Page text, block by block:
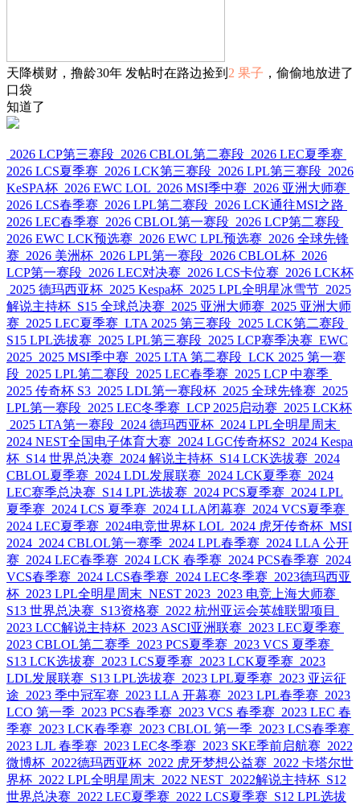
天降横财，撸龄30年 发帖时在路边捡到 2 果子 ，偷偷地放进了
口袋
知道了
2026 LCP第三赛段 2026 CBLOL第二赛段 2026 LEC夏季赛
2026 LCS夏季赛 2026 LCK第三赛段 2026 LPL第三赛段 2026
KeSPA杯 2026 EWC LOL 2026 MSI季中赛 2026 亚洲大师赛
2026 LCS春季赛 2026 LPL第二赛段 2026 LCK通往MSI之路
2026 LEC春季赛 2026 CBLOL第一赛段 2026 LCP第二赛段
2026 EWC LCK预选赛 2026 EWC LPL预选赛 2026 全球先锋
赛 2026 美洲杯 2026 LPL第一赛段 2026 CBLOL杯 2026
LCP第一赛段 2026 LEC对决赛 2026 LCS卡位赛 2026 LCK杯
2025 德玛西亚杯 2025 Kespa杯 2025 LPL全明星冰雪节 2025
解说主持杯 S15 全球总决赛 2025 亚洲大师赛 2025 亚洲大师
赛 2025 LEC夏季赛 LTA 2025 第三赛段 2025 LCK第二赛段
S15 LPL选拔赛 2025 LPL第三赛段 2025 LCP赛季决赛 EWC
2025 2025 MSI季中赛 2025 LTA 第二赛段 LCK 2025 第一赛
段 2025 LPL第二赛段 2025 LEC春季赛 2025 LCP 中赛季
2025 传奇杯 S3 2025 LDL第一赛段杯 2025 全球先锋赛 2025
LPL第一赛段 2025 LEC冬季赛 LCP 2025启动赛 2025 LCK杯
2025 LTA第一赛段 2024 德玛西亚杯 2024 LPL全明星周末
2024 NEST全国电子体育大赛 2024 LGC传奇杯S2 2024 Kespa
杯 S14 世界总决赛 2024 解说主持杯 S14 LCK选拔赛 2024
CBLOL夏季赛 2024 LDL发展联赛 2024 LCK夏季赛 2024
LEC赛季总决赛 S14 LPL选拔赛 2024 PCS夏季赛 2024 LPL
夏季赛 2024 LCS 夏季赛 2024 LLA闭幕赛 2024 VCS夏季赛
2024 LEC夏季赛 2024电竞世界杯 LOL 2024 虎牙传奇杯 MSI
2024 2024 CBLOL第一赛季 2024 LPL春季赛 2024 LLA 公开
赛 2024 LEC春季赛 2024 LCK 春季赛 2024 PCS春季赛 2024
VCS春季赛 2024 LCS春季赛 2024 LEC冬季赛 2023德玛西亚
杯 2023 LPL全明星周末 NEST 2023 2023 电竞上海大师赛
S13 世界总决赛 S13资格赛 2022 杭州亚运会英雄联盟项目
2023 LCC解说主持杯 2023 ASCI亚洲联赛 2023 LEC夏季赛
2023 CBLOL第二赛季 2023 PCS夏季赛 2023 VCS 夏季赛
S13 LCK选拔赛 2023 LCS夏季赛 2023 LCK夏季赛 2023
LDL发展联赛 S13 LPL选拔赛 2023 LPL夏季赛 2023 亚运征
途 2023 季中冠军赛 2023 LLA 开幕赛 2023 LPL春季赛 2023
LCO 第一季 2023 PCS春季赛 2023 VCS 春季赛 2023 LEC 春
季赛 2023 LCK春季赛 2023 CBLOL 第一季 2023 LCS春季赛
2023 LJL 春季赛 2023 LEC冬季赛 2023 SKE季前启航赛 2022
微博杯 2022德玛西亚杯 2022 虎牙梦想公益赛 2022 卡塔尔世
界杯 2022 LPL全明星周末 2022 NEST 2022解说主持杯 S12
世界总决赛 2022 LEC夏季赛 2022 LCS夏季赛 S12 LPL选拔